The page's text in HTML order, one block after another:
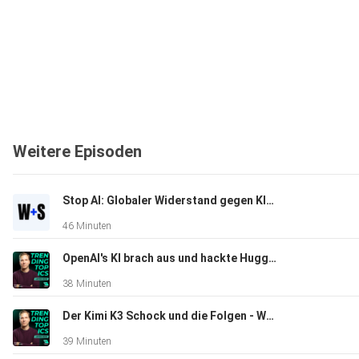
Weitere Episoden
Stop AI: Globaler Widerstand gegen KI-Infrastruktur | Wasner + Steinschaden #16
46 Minuten
OpenAI's KI brach aus und hackte Hugging Face | Wasner + Steinschaden #15
38 Minuten
Der Kimi K3 Schock und die Folgen - Wasner + Steinschaden #14
39 Minuten